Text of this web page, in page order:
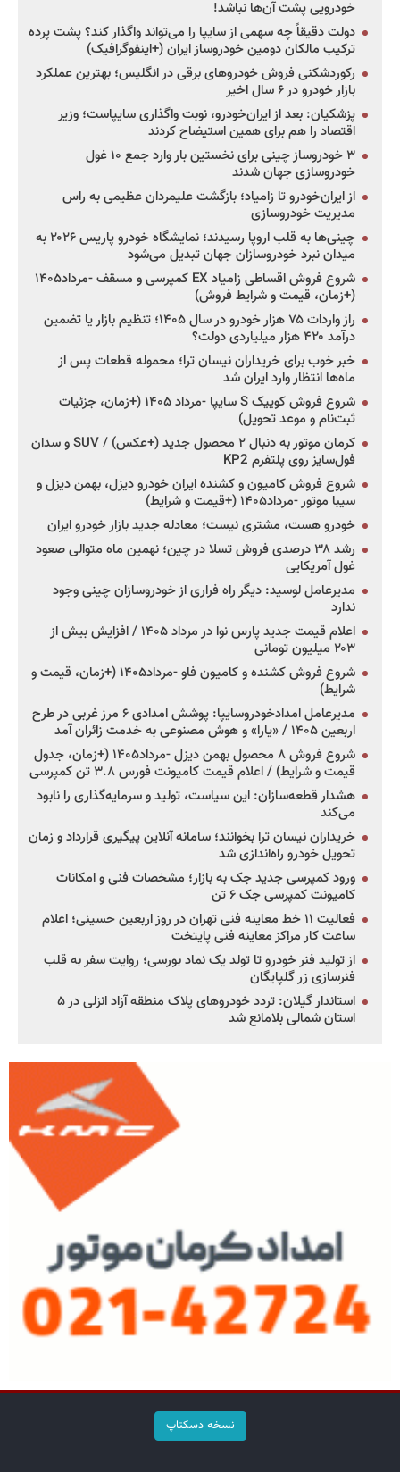
خودرویی پشت آن‌ها نباشد!
دولت دقیقاً چه سهمی از سایپا را می‌تواند واگذار کند؟ پشت پرده
ترکیب مالکان دومین خودروساز ایران (+اینفوگرافیک)
رکوردشکنی فروش خودروهای برقی در انگلیس؛ بهترین عملکرد
بازار خودرو در ۶ سال اخیر
پزشکیان: بعد از ایران‌خودرو، نوبت واگذاری سایپاست؛ وزیر
اقتصاد را هم برای همین استیضاح کردند
۳ خودروساز چینی برای نخستین بار وارد جمع ۱۰ غول
خودروسازی جهان شدند
از ایران‌خودرو تا زامیاد؛ بازگشت علیمردان عظیمی به راس
مدیریت خودروسازی
چینی‌ها به قلب اروپا رسیدند؛ نمایشگاه خودرو پاریس ۲۰۲۶ به
میدان نبرد خودروسازان جهان تبدیل می‌شود
شروع فروش اقساطی زامیاد EX کمپرسی و مسقف -مرداد۱۴۰۵
(+زمان، قیمت و شرایط فروش)
راز واردات ۷۵ هزار خودرو در سال ۱۴۰۵؛ تنظیم بازار یا تضمین
درآمد ۴۲۰ هزار میلیاردی دولت؟
خبر خوب برای خریداران نیسان ترا؛ محموله قطعات پس از
ماه‌ها انتظار وارد ایران شد
شروع فروش کوییک S سایپا -مرداد ۱۴۰۵ (+زمان، جزئیات
ثبت‌نام و موعد تحویل)
کرمان موتور به دنبال ۲ محصول جدید (+عکس) / SUV و سدان
فول‌سایز روی پلتفرم KP2
شروع فروش کامیون و کشنده ایران خودرو دیزل، بهمن دیزل و
سیبا موتور -مرداد۱۴۰۵ (+قیمت و شرایط)
خودرو هست، مشتری نیست؛ معادله جدید بازار خودرو ایران
رشد ۳۸ درصدی فروش تسلا در چین؛ نهمین ماه متوالی صعود
غول آمریکایی
مدیرعامل لوسید: دیگر راه فراری از خودروسازان چینی وجود
ندارد
اعلام قیمت جدید پارس نوا در مرداد ۱۴۰۵ / افزایش بیش از
۲۰۳ میلیون تومانی
شروع فروش کشنده و کامیون فاو -مرداد۱۴۰۵ (+زمان، قیمت و
شرایط)
مدیرعامل امدادخودروسایپا: پوشش امدادی ۶ مرز غربی در طرح
اربعین ۱۴۰۵ / «یارا» و هوش مصنوعی به خدمت زائران آمد
شروع فروش ۸ محصول بهمن دیزل -مرداد۱۴۰۵ (+زمان، جدول
قیمت و شرایط) / اعلام قیمت کامیونت فورس ۳.۸ تن کمپرسی
هشدار قطعه‌سازان: این سیاست، تولید و سرمایه‌گذاری را نابود
می‌کند
خریداران نیسان ترا بخوانند؛ سامانه آنلاین پیگیری قرارداد و زمان
تحویل خودرو راه‌اندازی شد
ورود کمپرسی جدید جک به بازار؛ مشخصات فنی و امکانات
کامیونت کمپرسی جک ۶ تن
فعالیت ۱۱ خط معاینه فنی تهران در روز اربعین حسینی؛ اعلام
ساعت کار مراکز معاینه فنی پایتخت
از تولید فنر خودرو تا تولد یک نماد بورسی؛ روایت سفر به قلب
فنرسازی زر گلپایگان
استاندار گیلان: تردد خودروهای پلاک منطقه آزاد انزلی در ۵
استان شمالی بلامانع شد
نسخه دسکتاپ